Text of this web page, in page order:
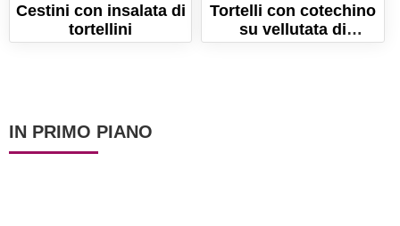
Cestini con insalata di
tortellini
Tortelli con cotechino
su vellutata di
lenticchie. La ricetta
IN PRIMO PIANO